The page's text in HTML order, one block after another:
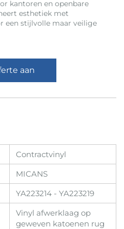
kantoren en openbare
esthetiek met
een stijlvolle maar veilige
aan
Contractvinyl
MICANS
YA223214 - YA223219
Vinyl afwerklaag op
geweven katoenen rug